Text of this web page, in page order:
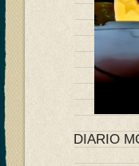
DIARIO